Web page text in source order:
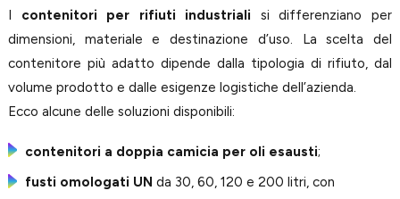
I contenitori per rifiuti industriali si differenziano per
dimensioni, materiale e destinazione d’uso. La scelta del
contenitore più adatto dipende dalla tipologia di rifiuto, dal
volume prodotto e dalle esigenze logistiche dell’azienda.
Ecco alcune delle soluzioni disponibili:
contenitori a doppia camicia per oli esausti;
fusti omologati UN da 30, 60, 120 e 200 litri, con